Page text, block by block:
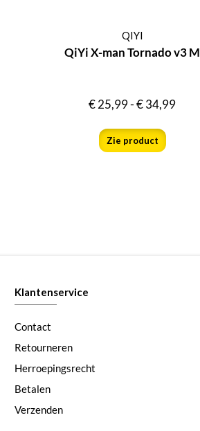
QIYI
QiYi X-man Tornado v3 M
€25,99-€34,99
Zie product
Klantenservice
Contact
Retourneren
Herroepingsrecht
Betalen
Verzenden